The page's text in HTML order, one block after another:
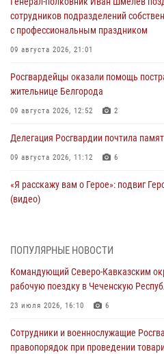
сотрудников подразделений
с профессиональным праздником
09 августа 2026, 21:01
Росгвардейцы оказали помощь
жительнице Белгорода
09 августа 2026, 12:52 2
Делегация Росгвардии почтила
09 августа 2026, 11:12 6
«Я расскажу вам о Герое»: подвиг
(видео)
Росгвардейцы в зоне СВО передали
09 августа 2026, 09:00
В Чеченской Республике пожарные
09 августа 2026, 08:00
ПОПУЛЯРНЫЕ НОВОСТИ
Командующий Северо-Кавказским
рабочую поездку в Чеченскую
23 июля 2026, 16:10 6
Сотрудники и военнослужащие
правопорядок при проведении